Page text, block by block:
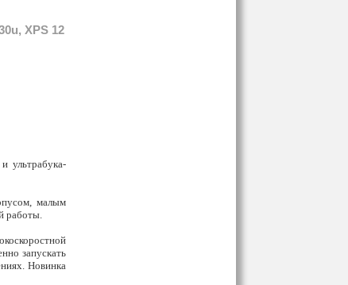
XPS 12
ультрабука-
малым
работы.
запускать
Новинка